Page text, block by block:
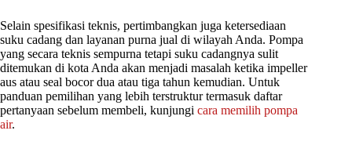
Selain spesifikasi teknis, pertimbangkan juga ketersediaan
suku cadang dan layanan purna jual di wilayah Anda. Pompa
yang secara teknis sempurna tetapi suku cadangnya sulit
ditemukan di kota Anda akan menjadi masalah ketika impeller
aus atau seal bocor dua atau tiga tahun kemudian. Untuk
panduan pemilihan yang lebih terstruktur termasuk daftar
pertanyaan sebelum membeli, kunjungi cara memilih pompa
air.